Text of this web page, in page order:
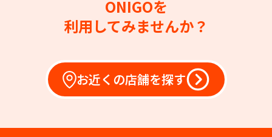
ONIGOを
利用してみませんか？
お近くの店舗を探す